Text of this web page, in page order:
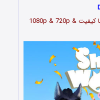
کارتون Sheep and Wolves 2019 با کیفیت 1080p & 720p &